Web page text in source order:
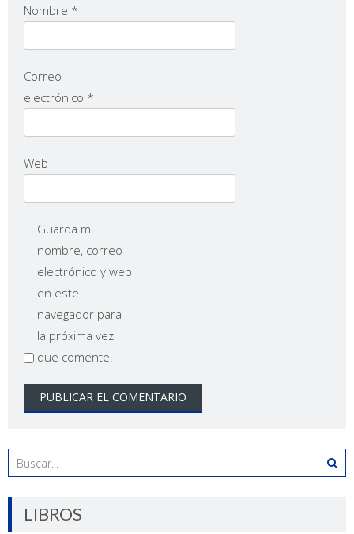
Nombre *
Correo
electrónico *
Web
Guarda mi
nombre, correo
electrónico y web
en este
navegador para
la próxima vez
que comente.
LIBROS